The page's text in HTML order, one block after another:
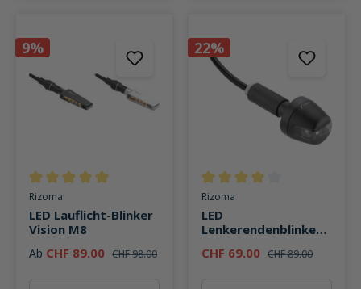
9%
Durchschnittliche Bewertung von 5 von 5 Sternen
Rizoma
LED Lauflicht-Blinker
Vision M8
Ab CHF 89.00 CHF 98.00
22%
Durchschnittliche Bewertung
Rizoma
LED
Lenkerendenblinker
FR060
CHF 69.00 CHF 89.00